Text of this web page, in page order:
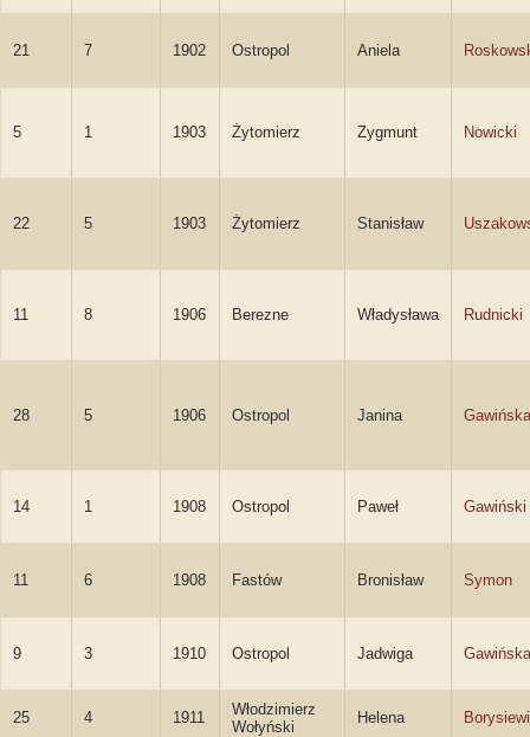
21 7 1902 Ostropol Aniela
5 1 1903 Żytomierz Zygmunt Nowicki
22 5 1903 Żytomierz Stanisław
11 8 1906 Berezne Władysława Rudnicki
28 5 1906 Ostropol Janina Gawińska
14 1 1908 Ostropol Paweł Gawiński
11 6 1908 Fastów Bronisław Symon
9 3 1910 Ostropol Jadwiga Gawińska
25 4 1911
Włodzimierz
Wołyński
Helena